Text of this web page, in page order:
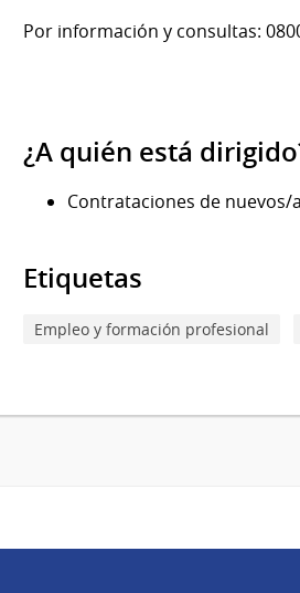
Por información y consultas:
¿A quién está
Contrataciones de
Etiquetas
Empleo y formación profesional